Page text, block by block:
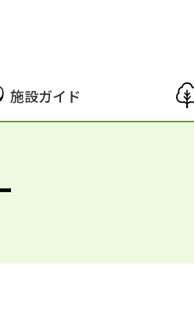
施設ガイド